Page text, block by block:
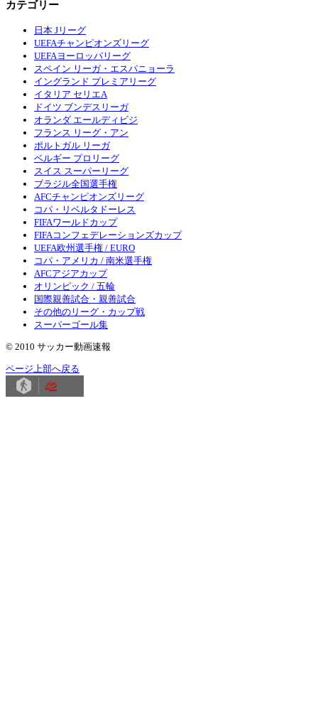
カテゴリー
日本 Jリーグ
UEFAチャンピオンズリーグ
UEFAヨーロッパリーグ
スペイン リーガ・エスパニョーラ
イングランド プレミアリーグ
イタリア セリエA
ドイツ ブンデスリーガ
オランダ エールディビジ
フランス リーグ・アン
ポルトガル リーガ
ベルギー プロリーグ
スイス スーパーリーグ
ブラジル全国選手権
AFCチャンピオンズリーグ
コパ・リベルタドーレス
FIFAワールドカップ
FIFAコンフェデレーションズカップ
UEFA欧州選手権 / EURO
コパ・アメリカ / 南米選手権
AFCアジアカップ
オリンピック / 五輪
国際親善試合・親善試合
その他のリーグ・カップ戦
スーパーゴール集
© 2010 サッカー動画速報
ページ上部へ戻る
42